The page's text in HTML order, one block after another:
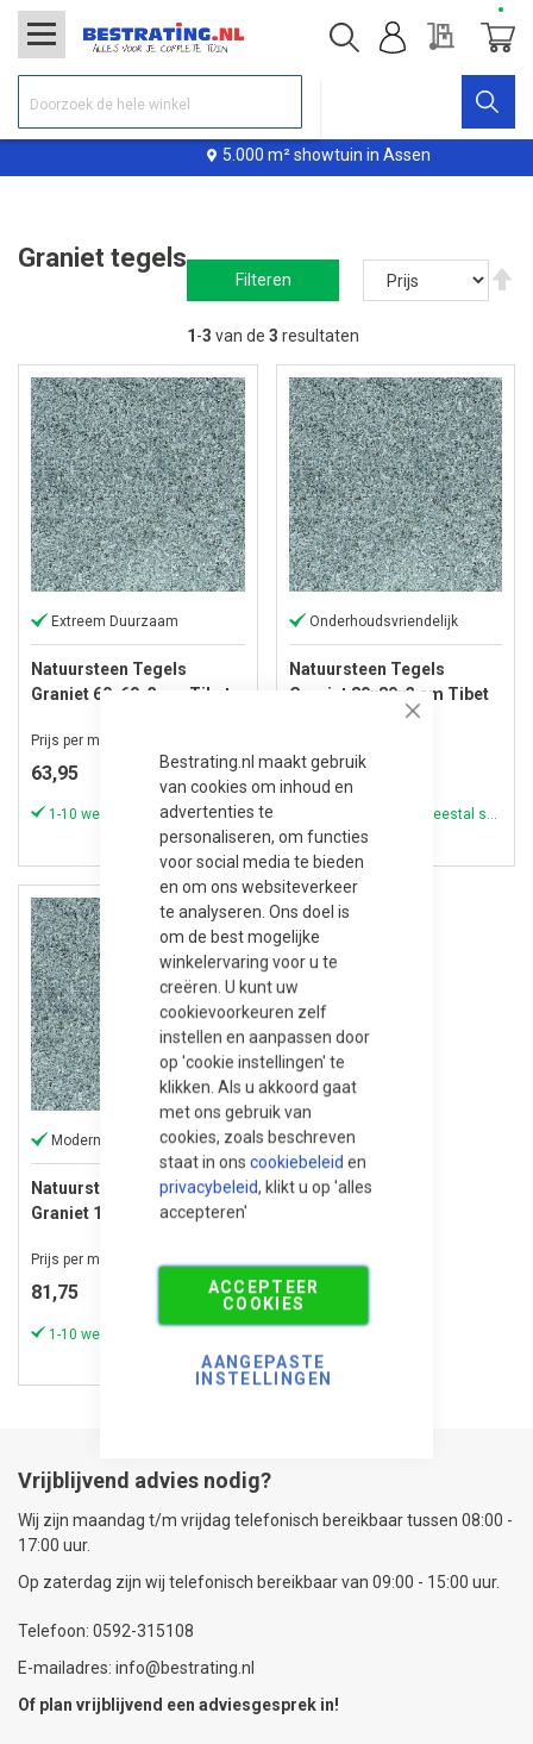
Bestrating.nl maakt gebruik
van cookies om inhoud en
advertenties te
personaliseren, om functies
voor social media te bieden
en om ons websiteverkeer
te analyseren. Ons doel is
om de best mogelijke
winkelervaring voor u te
creëren. U kunt uw
cookievoorkeuren zelf
instellen en aanpassen door
op 'cookie instellingen' te
klikken. Als u akkoord gaat
met ons gebruik van
cookies, zoals beschreven
staat in ons cookiebeleid en
privacybeleid, klikt u op 'alles
accepteren'
ACCEPTEER
COOKIES
AANGEPASTE
INSTELLINGEN
5.000 m² showtuin in Assen
Offerte
Graniet tegels
Filteren
1 -3 van de 3 resultaten
Extreem Duurzaam
Natuursteen Tegels
Graniet 60x60x3 cm Tibet
Prijs per m²
63,95
1-10 werkdagen (meestal sneller)
Onderhoudsvriendelijk
Natuursteen Tegels
Graniet 80x80x3 cm Tibet
72,95
1-10 werkdagen (meestal sneller)
Moderne Tint
Natuursteen Tegels
Graniet 100x100x3 cm
Prijs per m²
81,75
Vrijblijvend advies nodig?
Wij zijn maandag t/m vrijdag telefonisch bereikbaar tussen 08:00 -
17:00 uur.
Op zaterdag zijn wij telefonisch bereikbaar van 09:00 - 15:00 uur.
Telefoon: 0592-315108
E-mailadres: info@bestrating.nl
Of plan vrijblijvend een adviesgesprek in!